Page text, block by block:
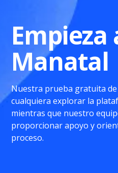
Manatal
Nuestra prueba gratuita
cualquiera explorar la
mientras que nuestro
proporcionar apoyo y
proceso.